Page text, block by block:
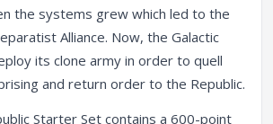
the systems grew which led to the
Alliance. Now, the Galactic
its clone army in order to quell
and return order to the Republic.
Starter Set contains a 600-point